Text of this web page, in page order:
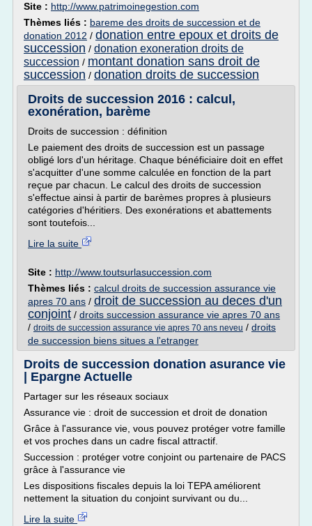
Site : http://www.patrimoinegestion.com
Thèmes liés : bareme des droits de succession et de
donation 2012 / donation entre epoux et droits de
succession / donation exoneration droits de
succession / montant donation sans droit de
succession / donation droits de succession
Droits de succession 2016 : calcul,
exonération, barème
Droits de succession : définition
Le paiement des droits de succession est un passage
obligé lors d'un héritage. Chaque bénéficiaire doit en effet
s'acquitter d'une somme calculée en fonction de la part
reçue par chacun. Le calcul des droits de succession
s'effectue ainsi à partir de barèmes propres à plusieurs
catégories d'héritiers. Des exonérations et abattements
sont toutefois...
Lire la suite
Site : http://www.toutsurlasuccession.com
Thèmes liés : calcul droits de succession assurance vie
apres 70 ans / droit de succession au deces d'un
conjoint / droits succession assurance vie apres 70 ans
/ droits de succession assurance vie apres 70 ans neveu / droits
de succession biens situes a l'etranger
Droits de succession donation asurance vie
| Epargne Actuelle
Partager sur les réseaux sociaux
Assurance vie : droit de succession et droit de donation
Grâce à l'assurance vie, vous pouvez protéger votre famille
et vos proches dans un cadre fiscal attractif.
Succession : protéger votre conjoint ou partenaire de PACS
grâce à l'assurance vie
Les dispositions fiscales depuis la loi TEPA améliorent
nettement la situation du conjoint survivant ou du...
Lire la suite